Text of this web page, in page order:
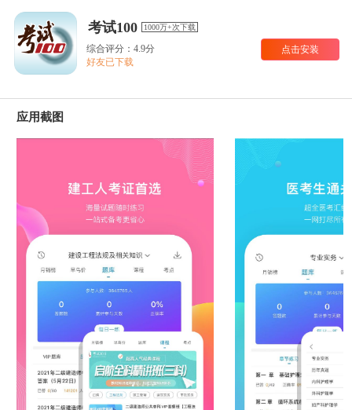
考试100 1000万+次下载
综合评分：4.9分
好友已下载
点击安装
应用截图